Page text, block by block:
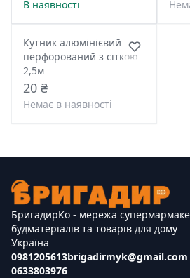
В наявності
Кутник алюмінієвий
перфорований з сіткою
2,5м
20 ₴
Немає в наявності
БригадирКо - мережа
будматеріалів та товарів для дому
Україна
0981205613
0633803976
brigadirmyk@gmail.com